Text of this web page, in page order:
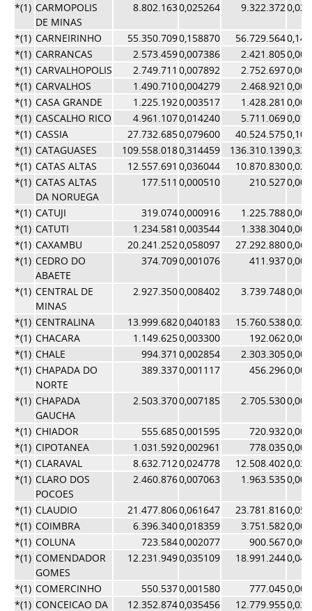
*(1) CARMOPOLIS
DE MINAS
8.802.1630,025264 9.322.372
*(1) CARNEIRINHO 55.350.7090,158870 56.729.564
*(1) CARRANCAS 2.573.4590,007386 2.421.805
*(1) CARVALHOPOLIS 2.749.711 0,007892 2.752.697
*(1) CARVALHOS 1.490.7100,004279 2.468.921
*(1) CASA GRANDE 1.225.1920,003517 1.428.281
*(1) CASCALHO RICO 4.961.1070,014240 5.711.069
*(1) CASSIA 27.732.6850,079600 40.524.575
*(1) CATAGUASES 109.558.0180,314459 136.310.139
*(1) CATAS ALTAS 12.557.691 0,036044 10.870.830
*(1) CATAS ALTAS
DA NORUEGA
177.511 0,000510 210.527
*(1) CATUJI 319.0740,000916 1.225.788
*(1) CATUTI 1.234.581 0,003544 1.338.304
*(1) CAXAMBU 20.241.2520,058097 27.292.880
*(1) CEDRO DO
ABAETE
374.7090,001076 411.937
*(1) CENTRAL DE
MINAS
2.927.3500,008402 3.739.748
*(1) CENTRALINA 13.999.6820,040183 15.760.538
*(1) CHACARA 1.149.6250,003300 192.062
*(1) CHALE 994.371 0,002854 2.303.305
*(1) CHAPADA DO
NORTE
389.3370,001117 456.296
*(1) CHAPADA
GAUCHA
2.503.3700,007185 2.705.530
*(1) CHIADOR 555.6850,001595 720.932
*(1) CIPOTANEA 1.031.5920,002961 778.035
*(1) CLARAVAL 8.632.7120,024778 12.508.402
*(1) CLARO DOS
POCOES
2.460.8760,007063 1.963.535
*(1) CLAUDIO 21.477.8060,061647 23.781.816
*(1) COIMBRA 6.396.3400,018359 3.751.582
*(1) COLUNA 723.5840,002077 900.567
*(1) COMENDADOR
GOMES
12.231.9490,035109 18.991.244
*(1) COMERCINHO 550.5370,001580 777.045
*(1) CONCEICAO DA 12.352.8740,035456 12.779.955